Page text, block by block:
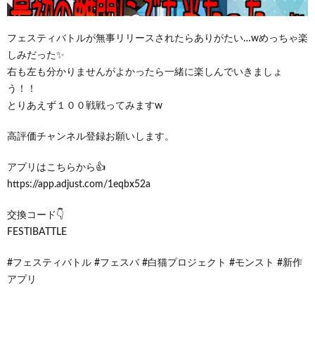
フェスティバトルが無事リリースされたらありがたい…wめっちゃ楽
しみだった✨
右も左も分かりませんがよかったら一緒に楽しんでいきましょ
う！！
とりあえず１００戦戦ってみますw
高評価チャンネル登録お願いします。
アプリはこちらから👍
https://app.adjust.com/1eqbx52a
交換コード👇
FESTIBATTLE
#フェスティバトル #フェスバ #白猫プロジェクト #モンスト #新作
アプリ